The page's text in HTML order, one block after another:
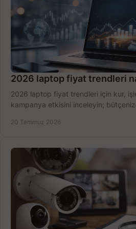
2026 laptop fiyat trendleri
2026 laptop fiyat trendleri için kur,
kampanya etkisini inceleyin;
20 Temmuz 2026